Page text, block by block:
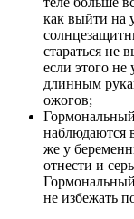
как выйти на
стараться не
если этого не
длинным
ожогов;
наблюдаются
же у
отнести и
не избежать